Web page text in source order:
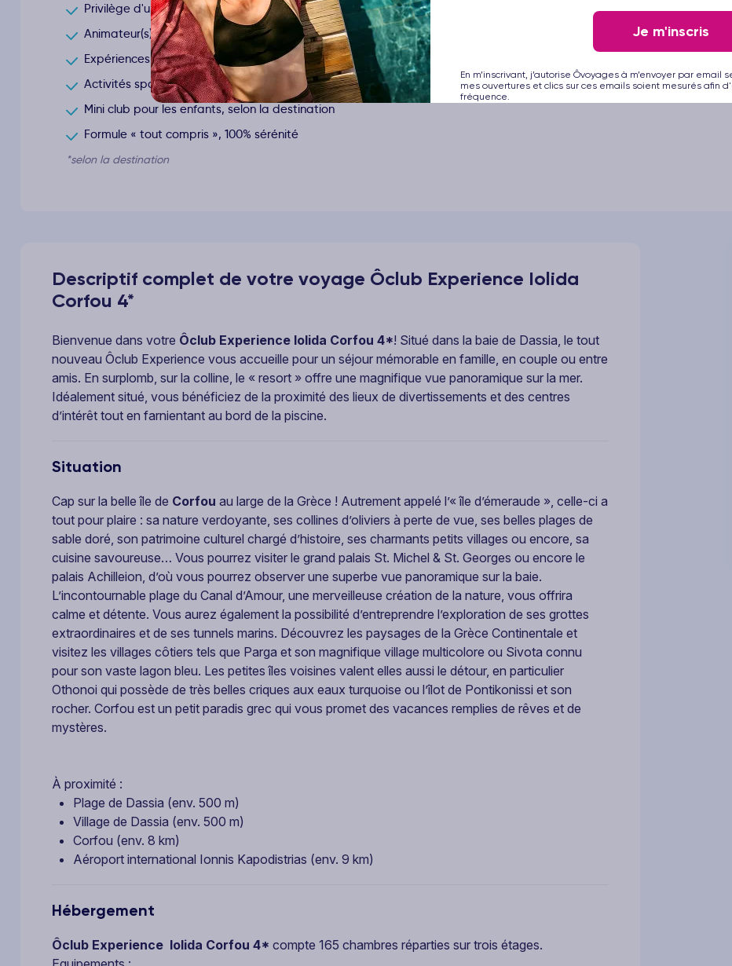
Privilège d'un hôtel club 4* et 5* parmi les meilleurs de la région
Animateur(s) francophone(s) à votre service
Expériences pour découvrir la culture locale et la destination
Activités sportives et divertissements pour toute la famille
Mini club pour les enfants, selon la destination
Formule « tout compris », 100% sérénité
*selon la destination
Descriptif complet de votre voyage Ôclub Experience Iolida
Corfou 4*
Bienvenue dans votre Ôclub Experience Iolida Corfou 4*! Situé dans la baie de Dassia, le tout
nouveau Ôclub Experience vous accueille pour un séjour mémorable en famille, en couple ou entre
amis. En surplomb, sur la colline, le « resort » offre une magnifique vue panoramique sur la mer.
Idéalement situé, vous bénéficiez de la proximité des lieux de divertissements et des centres
d’intérêt tout en farnientant au bord de la piscine.
Situation
Cap sur la belle île de Corfou au large de la Grèce ! Autrement appelé l’« île d’émeraude », celle-ci a
tout pour plaire : sa nature verdoyante, ses collines d’oliviers à perte de vue, ses belles plages de
sable doré, son patrimoine culturel chargé d’histoire, ses charmants petits villages ou encore, sa
cuisine savoureuse… Vous pourrez visiter le grand palais St. Michel & St. Georges ou encore le
palais Achilleion, d’où vous pourrez observer une superbe vue panoramique sur la baie.
L’incontournable plage du Canal d’Amour, une merveilleuse création de la nature, vous offrira
calme et détente. Vous aurez également la possibilité d’entreprendre l’exploration de ses grottes
extraordinaires et de ses tunnels marins. Découvrez les paysages de la Grèce Continentale et
visitez les villages côtiers tels que Parga et son magnifique village multicolore ou Sivota connu
pour son vaste lagon bleu. Les petites îles voisines valent elles aussi le détour, en particulier
Othonoi qui possède de très belles criques aux eaux turquoise ou l’îlot de Pontikonissi et son
rocher. Corfou est un petit paradis grec qui vous promet des vacances remplies de rêves et de
mystères.
À proximité :
Plage de Dassia (env. 500 m)
Village de Dassia (env. 500 m)
Corfou (env. 8 km)
Aéroport international Ionnis Kapodistrias (env. 9 km)
Hébergement
Ôclub Experience Iolida Corfou 4* compte 165 chambres réparties sur trois étages.
Je m'inscris
En m’inscrivant, j’autorise Ôvoyages à m’envoyer par
mes ouvertures et clics sur ces emails soient mesurés afin
fréquence.